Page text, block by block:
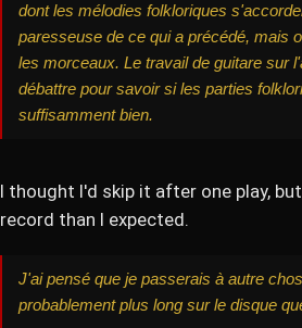
dont les mélodies folkloriques
paresseuse de ce qui a précédé, mais
les morceaux. Le travail de guitare sur
débattre pour savoir si les parties
suffisamment bien.
I thought I'd skip it after one play,
record than I expected.
J'ai pensé que je passerais à autre
probablement plus long sur le disque